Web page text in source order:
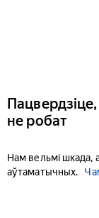
не робат
Нам вельмі шкада,
аўтаматычных.